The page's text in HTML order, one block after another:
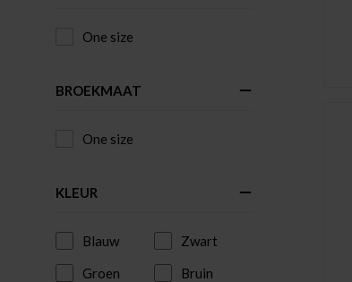
One size
BROEKMAAT
One size
KLEUR
Blauw
Zwart
Groen
Bruin